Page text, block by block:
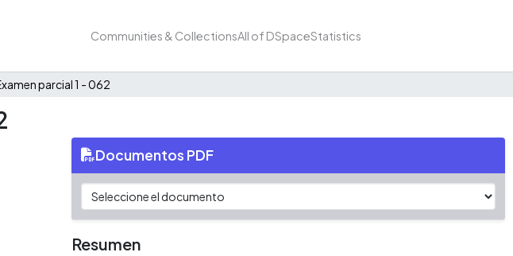
Communities & CollectionsAll of DSpaceStatistics
parcial 1 - 062
Documentos PDF
Resumen